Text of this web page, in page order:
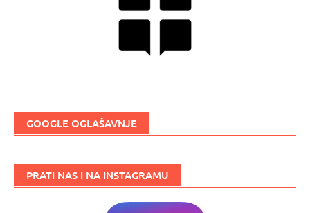
GOOGLE OGLAŠAVNJE
PRATI NAS I NA INSTAGRAMU